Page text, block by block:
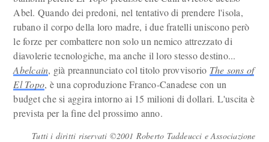
Abel. Quando dei predoni, nel tentativo di prendere l'isola,
rubano il corpo della loro madre, i due fratelli uniscono però
le forze per combattere non solo un nemico attrezzato di
diavolerie tecnologiche, ma anche il loro stesso destino...
Abelcain, già preannunciato col titolo provvisorio The sons of
El Topo, è una coproduzione Franco-Canadese con un
budget che si aggira intorno ai 15 milioni di dollari. L'uscita è
prevista per la fine del prossimo anno.
Tutti i diritti riservati ©2001 Roberto Taddeucci e Associazione